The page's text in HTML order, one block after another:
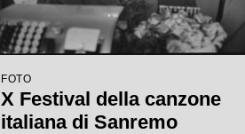
FOTO
X Festival della canzone
italiana di Sanremo